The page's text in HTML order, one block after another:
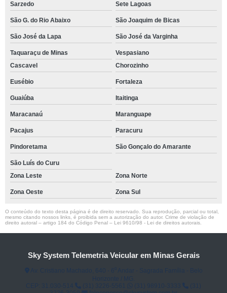
Sarzedo Sete Lagoas
São G. do Rio Abaixo São Joaquim de Bicas
São José da Lapa São José da Varginha
Taquaraçu de Minas
Vespasiano
Cascavel
Chorozinho
Eusébio Fortaleza
Guaiúba Itaitinga
Maracanaú Maranguape
Pacajus Paracuru
Pindoretama São Gonçalo do Amarante
São Luís do Curu
Zona Leste
Zona Norte
Zona Oeste Zona Sul
O conteúdo do texto desta página é de direito reservado. Sua reprodução, parcial ou total,
mesmo citando nossos links, é proibida sem a autorização do autor. Crime de violação de
direito autoral – artigo 184 do Código Penal – Lei 9610/98 - Lei de direitos autorais
Sky System Telemetria Veicular em Minas Gerais